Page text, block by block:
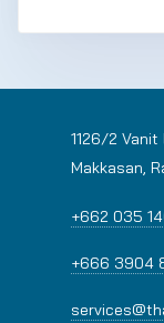
1126/2 Vanit
Makkasan,
+662 035
+666 3904